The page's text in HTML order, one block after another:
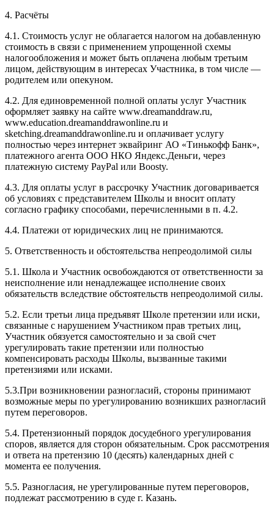
4. Расчёты
4.1. Cтоимость услуг не облагается налогом на добавленную
стоимость в связи с применением упрощенной схемы
налогообложения и может быть оплачена любым третьим
лицом, действующим в интересах Участника, в том числе —
родителем или опекуном.
4.2. Для единовременной полной оплаты услуг Участник
оформляет заявку на сайте www.dreamanddraw.ru,
www.education.dreamanddrawonline.ru и
sketching.dreamanddrawonline.ru и оплачивает услугу
полностью через интернет эквайринг АО «Тинькофф Банк»,
платежного агента ООО НКО Яндекс.Деньги, через
платежную систему PayPal или Boosty.
4.3. Для оплаты услуг в рассрочку Участник договаривается
об условиях с представителем Школы и вносит оплату
согласно графику способами, перечисленными в п. 4.2.
4.4. Платежи от юридических лиц не принимаются.
5. Ответственность и обстоятельства непреодолимой силы
5.1. Школа и Участник освобождаются от ответственности за
неисполнение или ненадлежащее исполнение своих
обязательств вследствие обстоятельств непреодолимой силы.
5.2. Если третьи лица предъявят Школе претензии или иски,
связанные с нарушением Участником прав третьих лиц,
Участник обязуется самостоятельно и за свой счет
урегулировать такие претензии или полностью
компенсировать расходы Школы, вызванные такими
претензиями или исками.
5.3.При возникновении разногласий, стороны принимают
возможные меры по урегулированию возникших разногласий
путем переговоров.
5.4. Претензионный порядок досудебного урегулирования
споров, является для сторон обязательным. Срок рассмотрения
и ответа на претензию 10 (десять) календарных дней с
момента ее получения.
5.5. Разногласия, не урегулированные путем переговоров,
подлежат рассмотрению в суде г. Казань.